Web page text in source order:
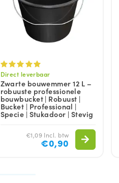
Direct leverbaar
Zwarte bouwemmer 12 L –
robuuste professionele
bouwbucket | Robuust |
Bucket | Professional |
Specie | Stukadoor | Stevig
€1,09 Incl. btw
€0,90